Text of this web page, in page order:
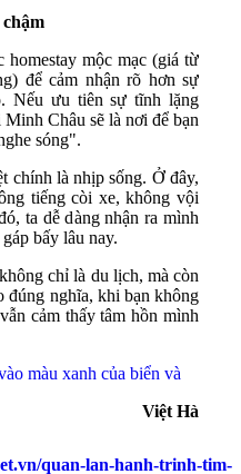
homestay mộc mạc (giá từ
để cảm nhận rõ hơn sự
Nếu ưu tiên sự tĩnh lặng
Châu sẽ là nơi để bạn
sóng".
chính là nhịp sống. Ở đây,
tiếng còi xe, không vội
ta dễ dàng nhận ra mình
bấy lâu nay.
chỉ là du lịch, mà còn
đúng nghĩa, khi bạn không
cảm thấy tâm hồn mình
màu xanh của biển và
Việt Hà
quan-lan-hanh-trinh-tim-